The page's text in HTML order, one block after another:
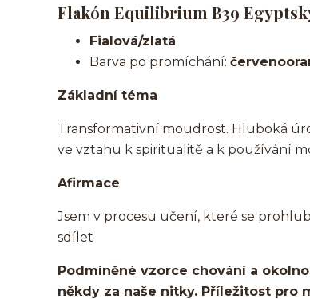
Flakón Equilibrium B39
Fialová/zlatá
Barva po promíchání:
Základní téma
Transformativní moudrost. Hluboká
ve vztahu k spiritualitě a k používání
Afirmace
Jsem v procesu učení, které se
sdílet
Podmíněné vzorce chování a
někdy za naše nitky. Příležitost pro